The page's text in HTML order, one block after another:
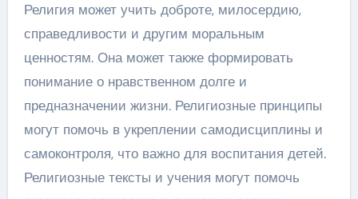
Религия может учить доброте, милосердию,
справедливости и другим моральным
ценностям. Она может также формировать
понимание о нравственном долге и
предназначении жизни. Религиозные принципы
могут помочь в укреплении самодисциплины и
самоконтроля, что важно для воспитания детей.
Религиозные тексты и учения могут помочь